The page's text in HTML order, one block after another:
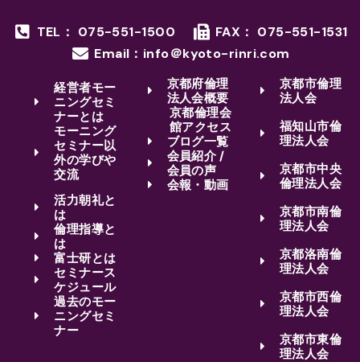
TEL： 075-551-1500
FAX： 075-551-1531
Email：info＠kyoto-rinri.com
経営者モー
ニングセミ
ナーとは
モーニング
セミナー以
外の学びや
交流
活力朝礼と
は
倫理指導と
は
富士研とは
セミナース
ケジュール
過去のモー
ニングセミ
ナー
京都府倫理
法人会概要
京都倫理会
館アクセス
ブログ一覧
会員紹介 /
会員の声
会報・動画
京都市倫理
法人会
福知山市倫
理法人会
京都市中央
倫理法人会
京都市南倫
理法人会
京都洛南倫
理法人会
京都市西倫
理法人会
京都市東倫
理法人会